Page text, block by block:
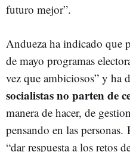
futuro mejor”.
Andueza ha indicado que
de mayo programas
vez que ambiciosos” y ha
socialistas no parten de
manera de hacer, de
pensando en las
“dar respuesta a los retos